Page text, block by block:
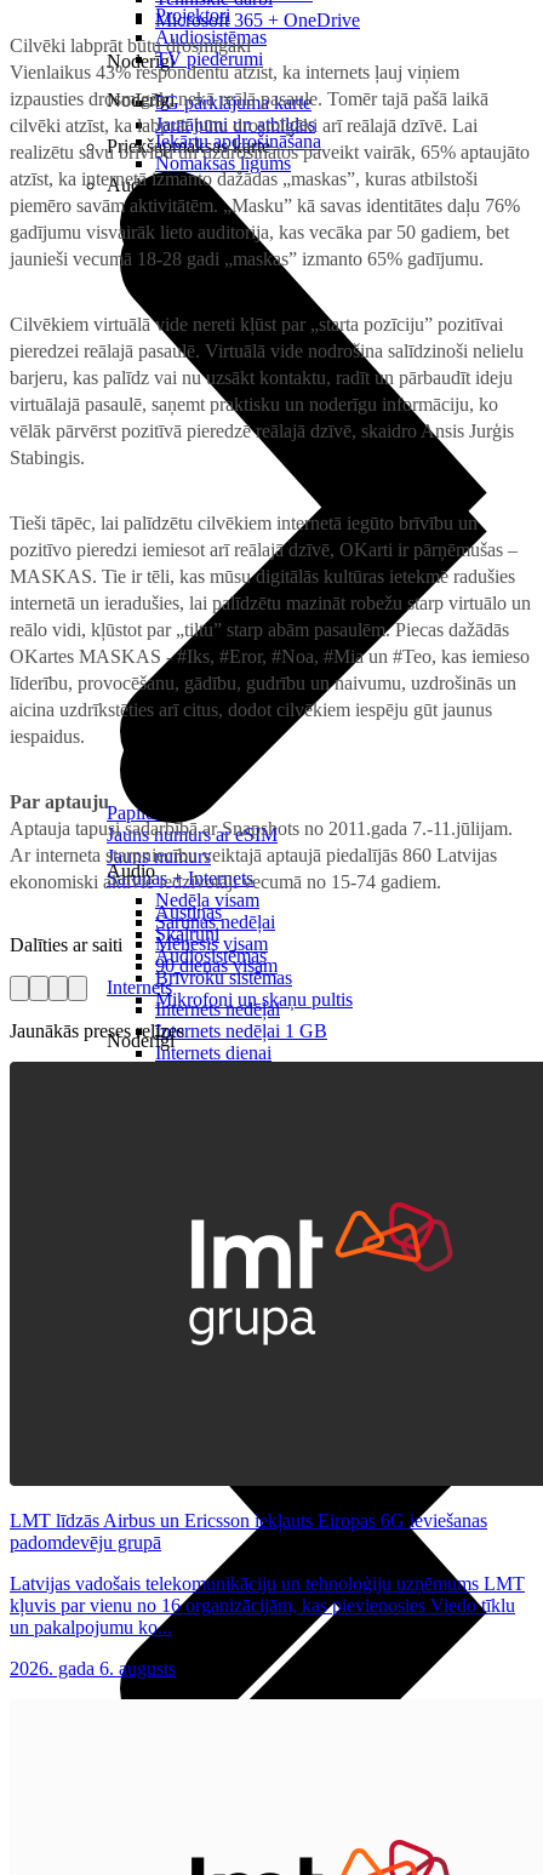
Microsoft 365 + OneDrive
Noderīgi
5G pārklājuma karte
Jautājumi un atbildes
Priekšapmaksas karte
Papildināt
Jauns numurs ar eSIM
Jauns numurs
Sarunas + Internets
Nedēļa visam
Sarunas nedēļai
Mēnesis visam
90 dienas visam
Internets
Internets nedēļai
Internets nedēļai 1 GB
Internets dienai
Kā kļūt par LMT klientu
eSIM tehnoloģija
Projektori
Audiosistēmas
TV piederumi
Noderīgi
Iekārtu apdrošināšana
Nomaksas līgums
Audio
Audio
Austiņas
Skaļruņi
Audiosistēmas
Brīvroku sistēmas
Mikrofoni un skaņu pultis
Noderīgi
Xiaomi
Cilvēki labprāt būtu drosmīgāki
Vienlaikus 43% respondentu atzīst, ka internets ļauj viņiem
izpausties drosmīgāk, nekā reālā pasaule. Tomēr tajā pašā laikā
cilvēki atzīst, ka labprāt būtu drosmīgāki arī reālajā dzīvē. Lai
realizētu savu brīvību un uzdrošinātos paveikt vairāk, 65% aptaujāto
atzīst, ka internetā izmanto dažādas „maskas”, kuras atbilstoši
piemēro savām aktivitātēm. „Masku” kā savas identitātes daļu 76%
gadījumu visvairāk lieto auditorija, kas vecāka par 50 gadiem, bet
jaunieši vecumā 18-28 gadi „maskas” izmanto 65% gadījumu.
Cilvēkiem virtuālā vide nereti kļūst par „starta pozīciju” pozitīvai
pieredzei reālajā pasaulē. Virtuālā vide nodrošina salīdzinoši nelielu
barjeru, kas palīdz vai nu uzsākt kontaktu, radīt un pārbaudīt ideju
virtuālajā pasaulē, saņemt praktisku un noderīgu informāciju, ko
vēlāk pārvērst pozitīvā pieredzē reālajā dzīvē, skaidro Ansis Jurģis
Stabingis.
Tieši tāpēc, lai palīdzētu cilvēkiem internetā iegūto brīvību un
pozitīvo pieredzi iemiesot arī reālajā dzīvē, OKarti ir pārņēmušas –
MASKAS. Tie ir tēli, kas mūsu digitālās kultūras ietekmē radušies
internetā un ieradušies, lai palīdzētu mazināt robežu starp virtuālo un
reālo vidi, kļūstot par „tiltu” starp abām pasaulēm. Piecas dažādās
OKartes MASKAS - #Iks, #Eror, #Noa, #Mia un #Teo, kas iemieso
līderību, provocēšanu, gādību, gudrību un naivumu, uzdrošinās un
aicina uzdrīkstēties arī citus, dodot cilvēkiem iespēju gūt jaunus
iespaidus.
Par aptauju
Aptauja tapusi sadarbībā ar Snapshots no 2011.gada 7.-11.jūlijam.
Ar interneta starpniecību veiktajā aptaujā piedalījās 860 Latvijas
ekonomiski aktīvie iedzīvotāji vecumā no 15-74 gadiem.
Dalīties ar saiti
Jaunākās preses relīzes
LMT līdzās Airbus un Ericsson iekļauts Eiropas 6G ieviešanas
padomdevēju grupā
Latvijas vadošais telekomunikāciju un tehnoloģiju uzņēmums LMT
kļuvis par vienu no 16 organizācijām, kas pievienosies Viedo tīklu
un pakalpojumu ko...
2026. gada 6. augusts